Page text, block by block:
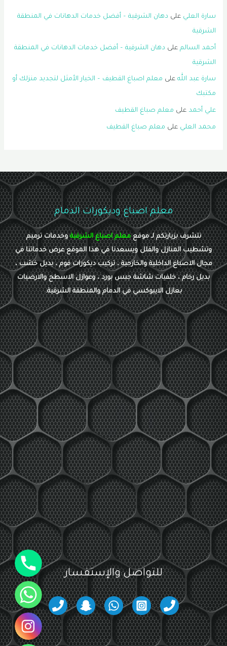
سارة العلي على دهان الشرقية – أفضل خدمات الدهانات في المنطقة
الشرقية
أحمد السالم على دهان الشرقية – أفضل خدمات الدهانات في المنطقة
الشرقية
سارة عبد الله على معلم اصباغ القطيف – الخيار الأمثل لتجديد منزلك أو
مكتبك
علي أحمد على معلم صباغ القطيف
محمد العلي على معلم صباغ القطيف
معلم اصباغ وديكورات الدمام
نتشرف بزيارتكم لـ موقعمعلم اصباغ الشرقيةوخدمات ترميم
وتشطيب المنازل والفلل ويسعدنا في هذا الموقع عرض خدماتنا في
مجال الاصباغ الداخلية والخارجية ، تركيب ديكورات فوم ، بديل خشب ،
بديل رخام ، خلفيات شاشة جبس بورد ، وعوازل الاسطح والارضيات
بعازل الايبوكسي في الدمام والمنطقة الشرقية.
للتواصل والإستفسار
جوال
واتساب
انستقرام
واتساب